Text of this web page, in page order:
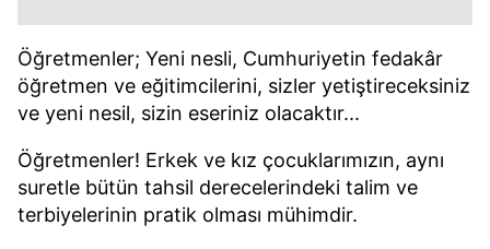
Öğretmenler; Yeni nesli, Cumhuriyetin fedakâr
öğretmen ve eğitimcilerini, sizler yetiştireceksiniz
ve yeni nesil, sizin eseriniz olacaktır...
Öğretmenler! Erkek ve kız çocuklarımızın, aynı
suretle bütün tahsil derecelerindeki talim ve
terbiyelerinin pratik olması mühimdir.